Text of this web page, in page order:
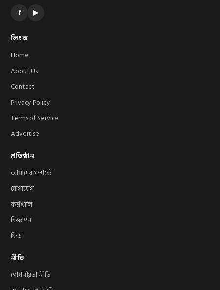
f ▶
লিংক
Home
About Us
Contact
Privacy Policy
Terms of Service
Advertise
প্রতিষ্ঠান
আমাদের সম্পর্কে
যোগাযোগ
কর্মখালি
বিজ্ঞাপন
ফিড
নীতি
গোপনীয়তা নীতি